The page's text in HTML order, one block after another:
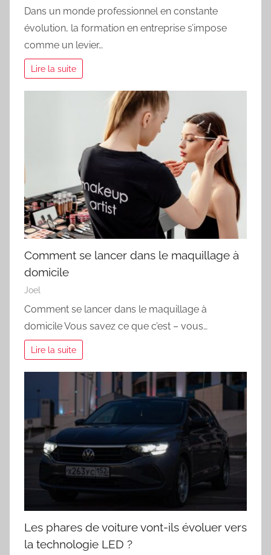
Dans un monde professionnel en constante
évolution, la formation en entreprise s’impose
comme un levier…
Lire la suite
Comment se lancer dans le maquillage à
domicile
Joel
Comment se lancer dans le maquillage à
domicile Vous savez ce que c’est – vous…
Lire la suite
Les phares de voiture vont-ils évoluer vers
la technologie LED ?